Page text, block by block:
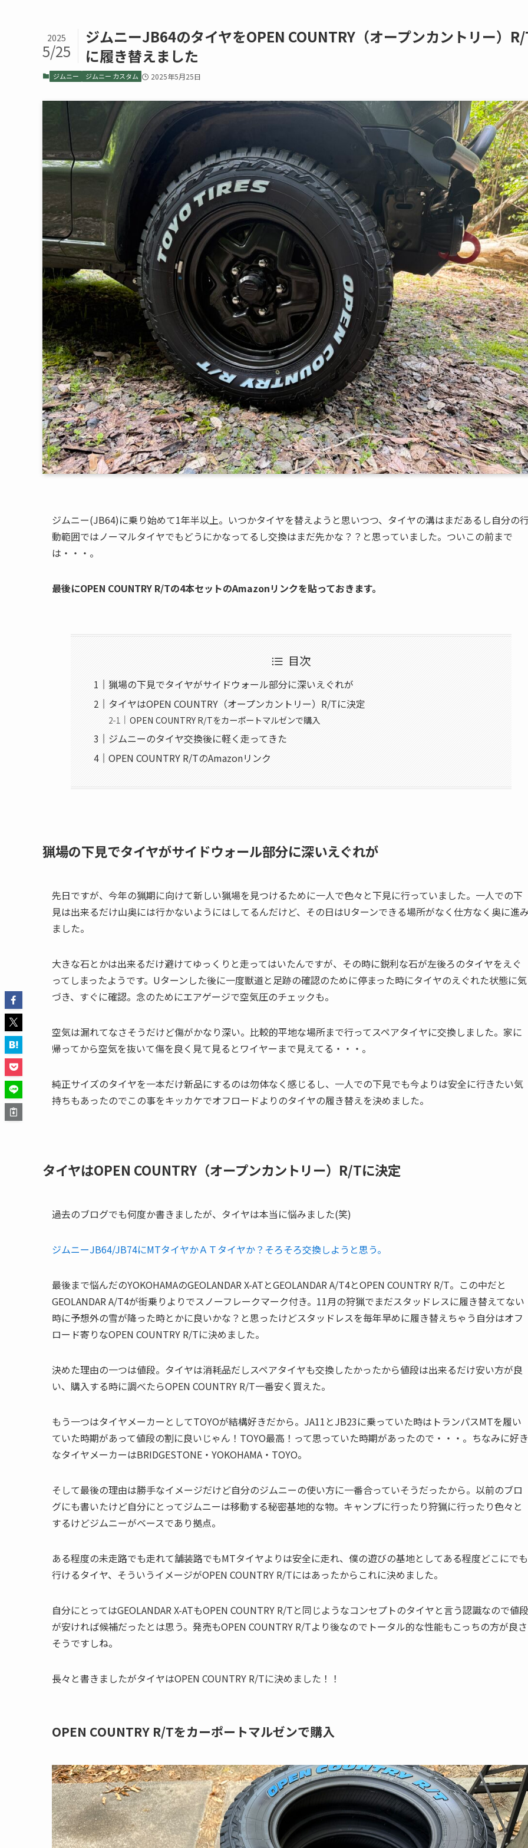
ジムニーJB64のタイヤをOPEN COUNTRY（オープンカントリー）
に履き替えました
2025
5/25
ジムニー ジムニー カスタム 2025年5月25日
ジムニー(JB64)に乗り始めて1年半以上。いつかタイヤを替えようと思いつつ、タイヤの溝はまだあるし自分の
動範囲ではノーマルタイヤでもどうにかなってるし交換はまだ先かな？？と思っていました。ついこの前まで
は・・・。
最後にOPEN COUNTRY R/Tの4本セットのAmazonリンクを貼っておきます。
目次
猟場の下見でタイヤがサイドウォール部分に深いえぐれが
タイヤはOPEN COUNTRY（オープンカントリー）R/Tに決定
OPEN COUNTRY R/Tをカーポートマルゼンで購入
ジムニーのタイヤ交換後に軽く走ってきた
OPEN COUNTRY R/TのAmazonリンク
猟場の下見でタイヤがサイドウォール部分に深いえぐれが
先日ですが、今年の猟期に向けて新しい猟場を見つけるために一人で色々と下見に行っていました。一人での下
見は出来るだけ山奥には行かないようにはしてるんだけど、その日はUターンできる場所がなく仕方なく奥に進
ました。
大きな石とかは出来るだけ避けてゆっくりと走ってはいたんですが、その時に鋭利な石が左後ろのタイヤをえぐ
ってしまったようです。Uターンした後に一度獣道と足跡の確認のために停まった時にタイヤのえぐれた状態に気
づき、すぐに確認。念のためにエアゲージで空気圧のチェックも。
空気は漏れてなさそうだけど傷がかなり深い。比較的平地な場所まで行ってスペアタイヤに交換しました。家に
帰ってから空気を抜いて傷を良く見て見るとワイヤーまで見えてる・・・。
純正サイズのタイヤを一本だけ新品にするのは勿体なく感じるし、一人での下見でも今よりは安全に行きたい気
持ちもあったのでこの事をキッカケでオフロードよりのタイヤの履き替えを決めました。
タイヤはOPEN COUNTRY（オープンカントリー）R/Tに決定
過去のブログでも何度か書きましたが、タイヤは本当に悩みました(笑)
ジムニーJB64/JB74にMTタイヤかＡＴタイヤか？そろそろ交換しようと思う。
最後まで悩んだのYOKOHAMAのGEOLANDAR X-ATとGEOLANDAR A/T4とOPEN COUNTRY R/T。この中だと
GEOLANDAR A/T4が街乗りよりでスノーフレークマーク付き。11月の狩猟でまだスタッドレスに履き替えてない
時に予想外の雪が降った時とかに良いかな？と思ったけどスタッドレスを毎年早めに履き替えちゃう自分はオフ
ロード寄りなOPEN COUNTRY R/Tに決めました。
決めた理由の一つは値段。タイヤは消耗品だしスペアタイヤも交換したかったから値段は出来るだけ安い方が良
い、購入する時に調べたらOPEN COUNTRY R/T一番安く買えた。
もう一つはタイヤメーカーとしてTOYOが結構好きだから。JA11とJB23に乗っていた時はトランパスMTを履い
ていた時期があって値段の割に良いじゃん！TOYO最高！って思っていた時期があったので・・・。ちなみに好き
なタイヤメーカーはBRIDGESTONE・YOKOHAMA・TOYO。
そして最後の理由は勝手なイメージだけど自分のジムニーの使い方に一番合っていそうだったから。以前のブロ
グにも書いたけど自分にとってジムニーは移動する秘密基地的な物。キャンプに行ったり狩猟に行ったり色々と
するけどジムニーがベースであり拠点。
ある程度の未走路でも走れて舗装路でもMTタイヤよりは安全に走れ、僕の遊びの基地としてある程度どこにでも
行けるタイヤ、そういうイメージがOPEN COUNTRY R/Tにはあったからこれに決めました。
自分にとってはGEOLANDAR X-ATもOPEN COUNTRY R/Tと同じようなコンセプトのタイヤと言う認識なので値段
が安ければ候補だったとは思う。発売もOPEN COUNTRY R/Tより後なのでトータル的な性能もこっちの方が良さ
そうですしね。
長々と書きましたがタイヤはOPEN COUNTRY R/Tに決めました！！
OPEN COUNTRY R/Tをカーポートマルゼンで購入